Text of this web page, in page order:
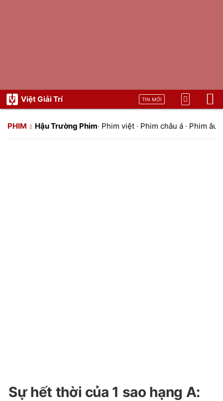
Việt Giải Trí TIN MỚI
PHIM Hậu Trường Phim· Phim việt · Phim châu á · Phim âu
Sự hết thời của 1 sao hạng A: